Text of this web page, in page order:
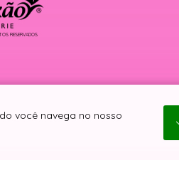
RESERVADOS
você navega no nosso